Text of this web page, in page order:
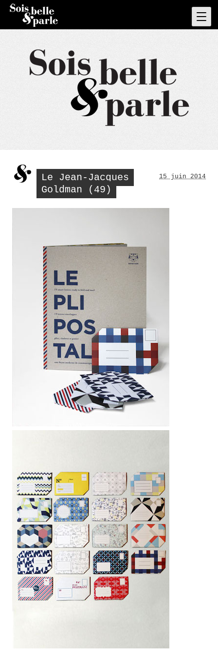
Skip
content
Le Jean-Jacques
Goldman (49)
15 juin 2014